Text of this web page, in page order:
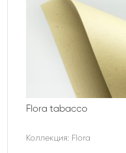
Flora tabacco
Коллекция: Flora